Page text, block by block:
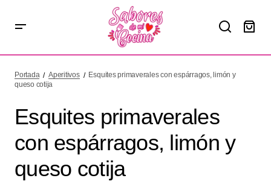
cotija
Portada Aperitivos
Esquites primaverales con espárragos, limón y
queso cotija
Esquites primaverales
con espárragos, limón y
queso cotija